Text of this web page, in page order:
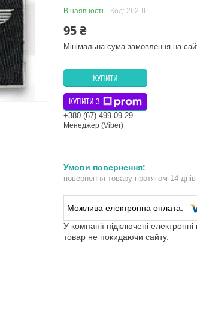
В наявності Код: 262-Ш
95 ₴
Мінімальна сума замовлення на
КУПИТИ
КУПИТИ З
+380 (67) 499-09-29
Менеджер (Viber)
повернення товару протягом 14 днів
У компанії підключені
товар не покидаючи сайту.